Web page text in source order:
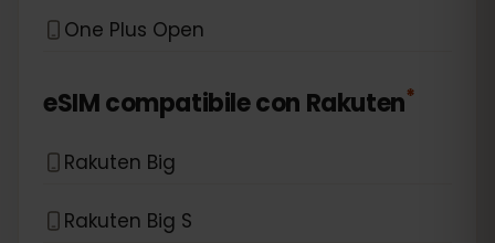
One Plus Open
eSIM compatibile con Rakuten*
Rakuten Big
Rakuten Big S